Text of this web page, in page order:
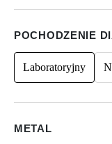
mają kształt Okrągły,
masie w karatach. 0.11.
POCHODZENIE
Laboratoryjny
METAL